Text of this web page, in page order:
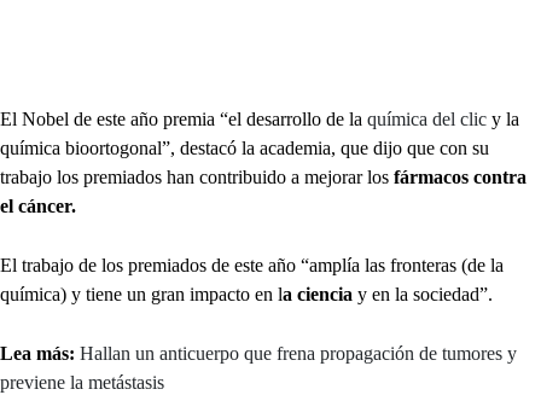
El Nobel de este año premia “el desarrollo de la química del clic y la
química bioortogonal”, destacó la academia, que dijo que con su
trabajo los premiados han contribuido a mejorar los fármacos contra
el cáncer.
El trabajo de los premiados de este año “amplía las fronteras (de la
química) y tiene un gran impacto en la ciencia y en la sociedad”.
Lea más: Hallan un anticuerpo que frena propagación de tumores y
previene la metástasis